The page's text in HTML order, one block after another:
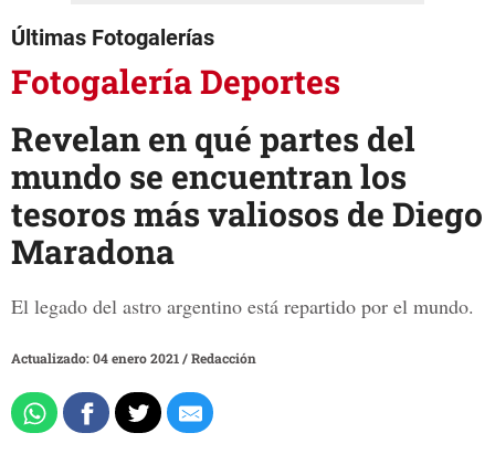
Últimas Fotogalerías
Fotogalería Deportes
Revelan en qué partes del
mundo se encuentran los
tesoros más valiosos de Diego
Maradona
El legado del astro argentino está repartido por el mundo.
Actualizado: 04 enero 2021 /Redacción